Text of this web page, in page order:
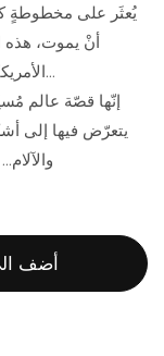
يُعثَر على مخطوطةٍ
أنْ يموت، هذه
الأمريكيّة وقد أفرجتْ عنها للعامّة قبل فترةٍ بسيطة...
إنّها قصّة عالم
يتعرّض فيها إلى
أضف